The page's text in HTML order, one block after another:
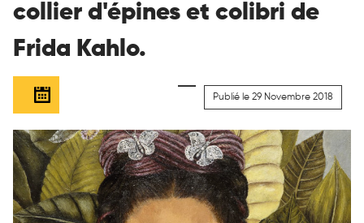
collier d'épines et colibri de
Frida Kahlo.
Publié le 29 Novembre 2018